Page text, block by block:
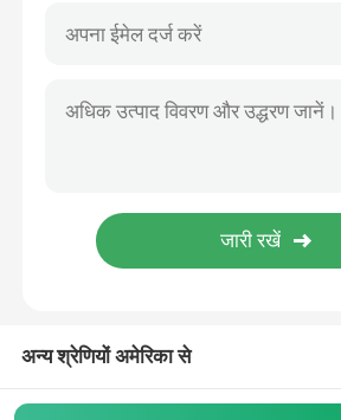
तांबा टपिंग मशीन
कॉपर अपकास्ट मशीन
तांबा वेल्डिंग मशीन
लेजर काटने की मशीन
अन्य श्रेणियों अमेरिका से